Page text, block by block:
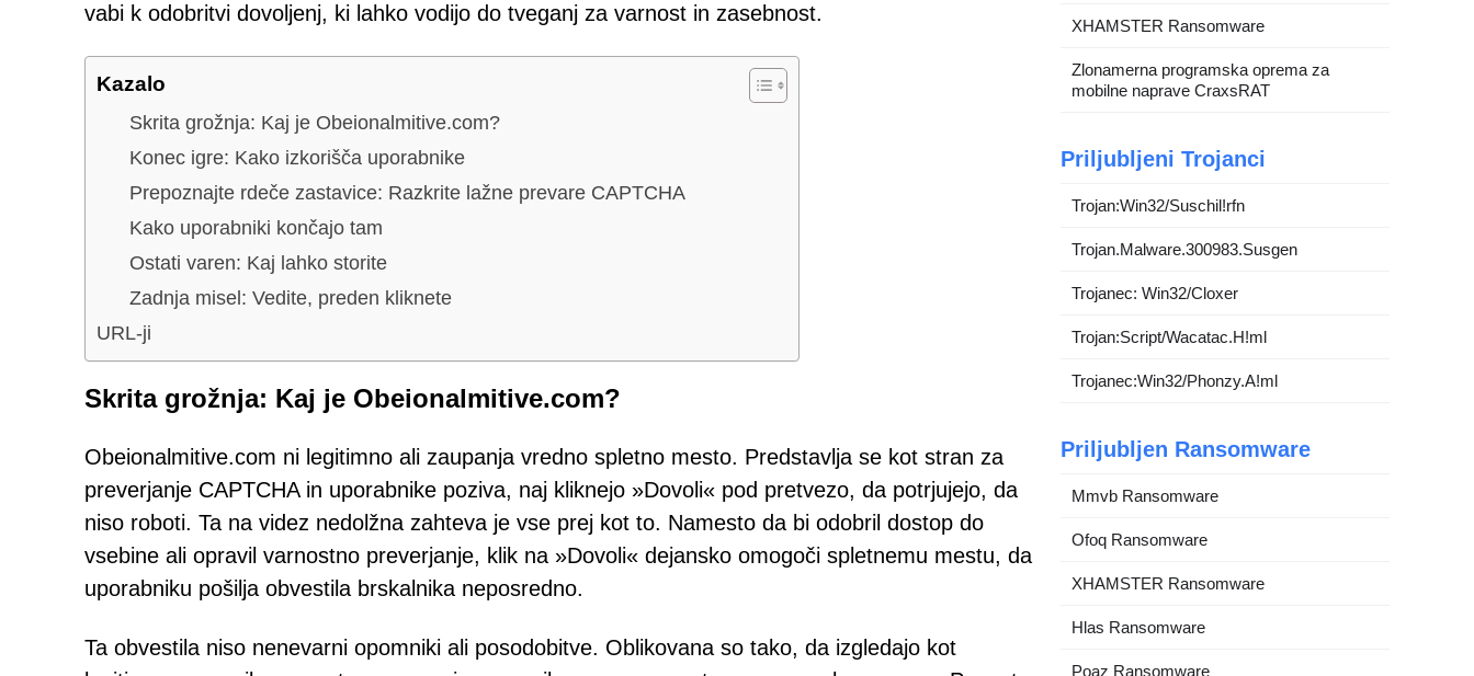
vabi k odobritvi dovoljenj, ki lahko vodijo do tveganj za varnost in zasebnost.
Kazalo
Skrita grožnja: Kaj je Obeionalmitive.com?
Konec igre: Kako izkorišča uporabnike
Prepoznajte rdeče zastavice: Razkrite lažne prevare CAPTCHA
Kako uporabniki končajo tam
Ostati varen: Kaj lahko storite
Zadnja misel: Vedite, preden kliknete
URL-ji
Skrita grožnja: Kaj je Obeionalmitive.com?
Obeionalmitive.com ni legitimno ali zaupanja vredno spletno mesto. Predstavlja se kot stran za
preverjanje CAPTCHA in uporabnike poziva, naj kliknejo »Dovoli« pod pretvezo, da potrjujejo, da
niso roboti. Ta na videz nedolžna zahteva je vse prej kot to. Namesto da bi odobril dostop do
vsebine ali opravil varnostno preverjanje, klik na »Dovoli« dejansko omogoči spletnemu mestu, da
uporabniku pošilja obvestila brskalnika neposredno.
Ta obvestila niso nenevarni opomniki ali posodobitve. Oblikovana so tako, da izgledajo kot
XHAMSTER Ransomware
Zlonamerna programska oprema za
mobilne naprave CraxsRAT
Priljubljeni Trojanci
Trojan:Win32/Suschil!rfn
Trojan.Malware.300983.Susgen
Trojanec: Win32/Cloxer
Trojan:Script/Wacatac.H!ml
Trojanec:Win32/Phonzy.A!ml
Priljubljen Ransomware
Mmvb Ransomware
Ofoq Ransomware
XHAMSTER Ransomware
Hlas Ransomware
Poaz Ransomware